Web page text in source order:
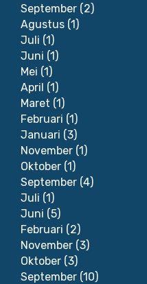
September (2)
Agustus (1)
Juli (1)
Juni (1)
Mei (1)
April (1)
Maret (1)
Februari (1)
Januari (3)
November (1)
Oktober (1)
September (4)
Juli (1)
Juni (5)
Februari (2)
November (3)
Oktober (3)
September (10)